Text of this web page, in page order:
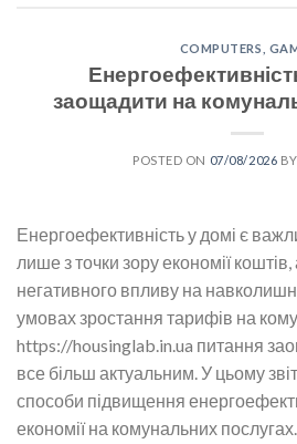
COMPUTERS,
заощадити на
POSTED ON 07/08/2026 BY
Енергоефективність у домі є
лише з точки зору економії
негативного впливу на
умовах зростання тарифів на
https://housinglab.in.ua питання
все більш актуальним. У цьому
способи підвищення
економії на комунальних